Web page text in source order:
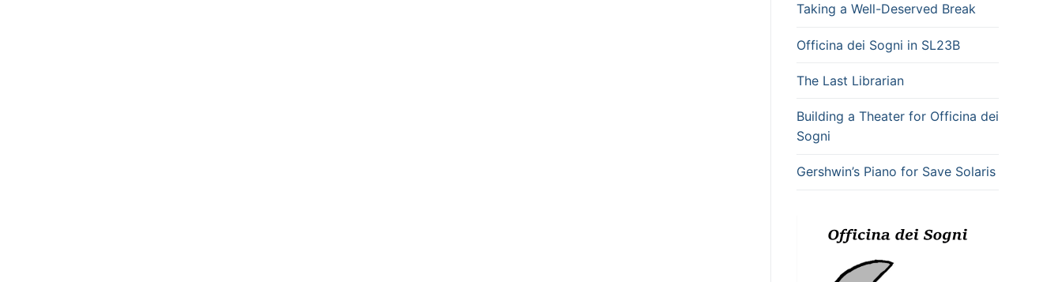
Taking a Well-Deserved Break
Officina dei Sogni in SL23B
The Last Librarian
Building a Theater for Officina dei
Sogni
Gershwin’s Piano for Save Solaris